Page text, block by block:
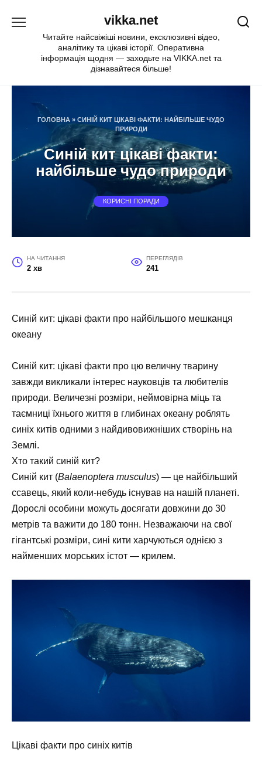
vikka.net
Читайте найсвіжіші новини, ексклюзивні відео,
аналітику та цікаві історії. Оперативна
інформація щодня — заходьте на VIKKA.net та
дізнавайтеся більше!
ГОЛОВНА » СИНІЙ КИТ ЦІКАВІ ФАКТИ: НАЙБІЛЬШЕ ЧУДО
ПРИРОДИ
Синій кит цікаві факти:
найбільше чудо природи
КОРИСНІ ПОРАДИ
НА ЧИТАННЯ
2 хв
ПЕРЕГЛЯДІВ
241
Синій кит: цікаві факти про найбільшого мешканця
океану
Синій кит: цікаві факти про цю величну тварину
завжди викликали інтерес науковців та любителів
природи. Величезні розміри, неймовірна міць та
таємниці їхнього життя в глибинах океану роблять
синіх китів одними з найдивовижніших створінь на
Землі.
Хто такий синій кит?
Синій кит (Balaenoptera musculus) — це найбільший
ссавець, який коли-небудь існував на нашій планеті.
Дорослі особини можуть досягати довжини до 30
метрів та важити до 180 тонн. Незважаючи на свої
гігантські розміри, сині кити харчуються однією з
найменших морських істот — крилем.
Цікаві факти про синіх китів